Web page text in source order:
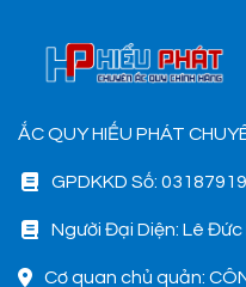
ẮC QUY HIẾU PHÁT
GPDKKD Số:
Người Đại Diện: Lê Đức
Cơ quan chủ quản: